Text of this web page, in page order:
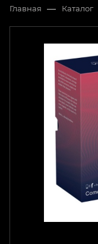
Главная — Каталог